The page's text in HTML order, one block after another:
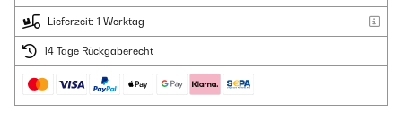
Lieferzeit: 1 Werktag
14 Tage Rückgaberecht